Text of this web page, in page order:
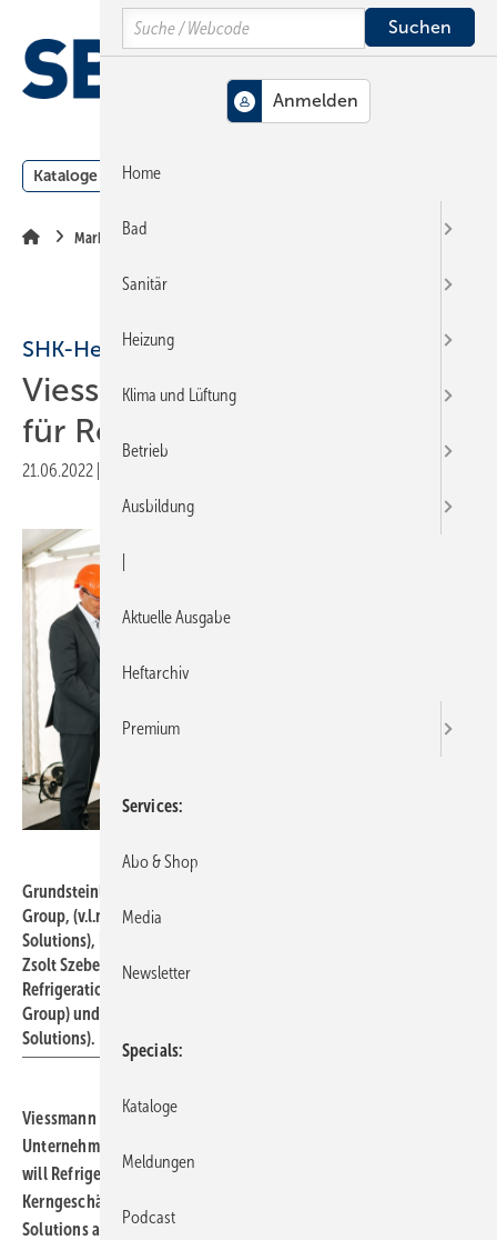
Hauptinhalt
Hauptmenü
SiteSearch
Kataloge Meldungen
Markt + Trends
SHK-Hersteller
Viessmann: Neuer Standort
für Refrigeration Solutions
21.06.2022
Grundsteinlegung durch Max Viessmann, CEO der Viessmann
Group, (v.l.n.r.) Joachim Schlichtig (CTO Viessmann Refrigeration
Solutions), Udo Laeis (CSO Viessmann Refrigeration Solutions),
Zsolt Szebenyi (Managing Director and Project Manager Viessmann
Refrigeration Solutions Legnica), Max Viessmann (CEO Viessmann
Group) und Frank Winters (CEO Viessmann Refrigeration
Solutions).
Viessmann baut einen neuen Standort für seinen
Unternehmensbereich Kühllösungen. Das Familienunternehmen
will Refrigeration Solutions mittelfristig zu einem weiteren
Kerngeschäft neben dem traditionellen Geschäftsfeld Climate
Solutions ausbauen. Mit der feierlichen Grundsteinlegung durch
Search
Home
Bad
Sanitär
Heizung
Klima und Lüftung
Betrieb
Ausbildung
Aktuelle Ausgabe
Heftarchiv
Premium
Services
Abo & Shop
Media
Newsletter
Specials
Kataloge
Meldungen
Podcast